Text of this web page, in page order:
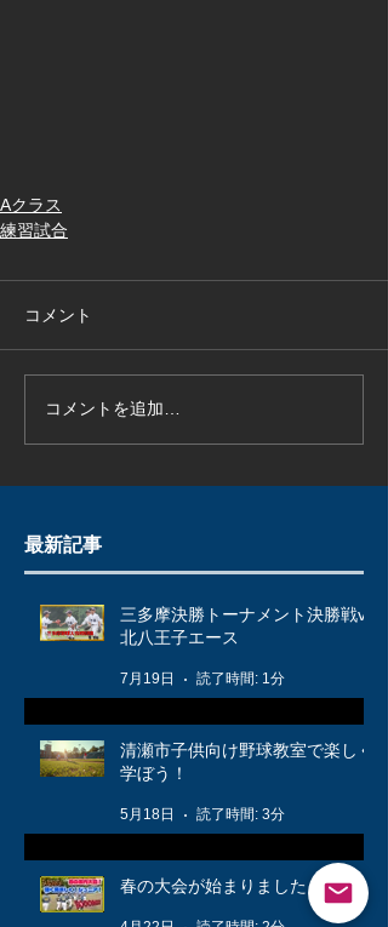
Aクラス
練習試合
コメント
コメントを追加…
最新記事
三多摩決勝トーナメント決勝戦vs
北八王子エース
7月19日 読了時間: 1分
清瀬市子供向け野球教室で楽しく
学ぼう！
5月18日 読了時間: 3分
春の大会が始まりました！🌸